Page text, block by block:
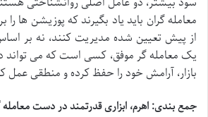
معامله گران باید یاد بگیرند که پوزیشن ها
از پیش تعیین شده مدیریت کنند، نه بر
یک معامله گر موفق، کسی است که می تواند
بازار، آرامش خود را حفظ کرده و منطقی عمل
جمع بندی: اهرم، ابزاری قدرتمند در دست معامله